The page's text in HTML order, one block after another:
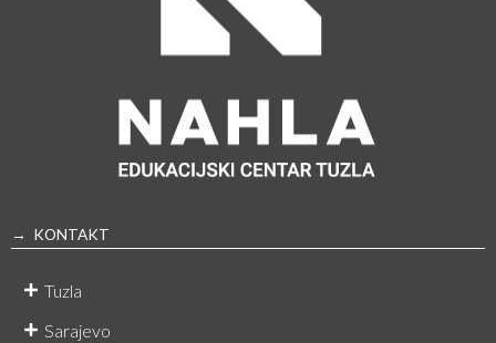
→ KONTAKT
Tuzla
Sarajevo